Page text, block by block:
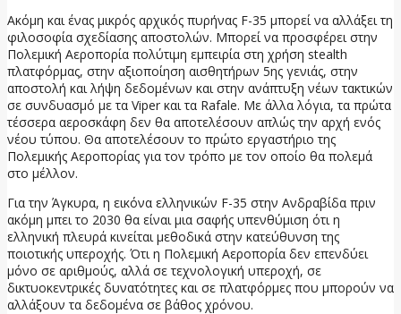
Ακόμη και ένας μικρός αρχικός πυρήνας F-35 μπορεί να αλλάξει τη
φιλοσοφία σχεδίασης αποστολών. Μπορεί να προσφέρει στην
Πολεμική Αεροπορία πολύτιμη εμπειρία στη χρήση stealth
πλατφόρμας, στην αξιοποίηση αισθητήρων 5ης γενιάς, στην
αποστολή και λήψη δεδομένων και στην ανάπτυξη νέων τακτικών
σε συνδυασμό με τα Viper και τα Rafale. Με άλλα λόγια, τα πρώτα
τέσσερα αεροσκάφη δεν θα αποτελέσουν απλώς την αρχή ενός
νέου τύπου. Θα αποτελέσουν το πρώτο εργαστήριο της
Πολεμικής Αεροπορίας για τον τρόπο με τον οποίο θα πολεμά
στο μέλλον.
Για την Άγκυρα, η εικόνα ελληνικών F-35 στην Ανδραβίδα πριν
ακόμη μπει το 2030 θα είναι μια σαφής υπενθύμιση ότι η
ελληνική πλευρά κινείται μεθοδικά στην κατεύθυνση της
ποιοτικής υπεροχής. Ότι η Πολεμική Αεροπορία δεν επενδύει
μόνο σε αριθμούς, αλλά σε τεχνολογική υπεροχή, σε
δικτυοκεντρικές δυνατότητες και σε πλατφόρμες που μπορούν να
αλλάξουν τα δεδομένα σε βάθος χρόνου.